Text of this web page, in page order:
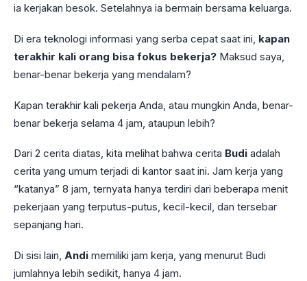
ia kerjakan besok. Setelahnya ia bermain bersama keluarga.
Di era teknologi informasi yang serba cepat saat ini, kapan
terakhir kali orang bisa fokus bekerja? Maksud saya,
benar-benar bekerja yang mendalam?
Kapan terakhir kali pekerja Anda, atau mungkin Anda, benar-
benar bekerja selama 4 jam, ataupun lebih?
Dari 2 cerita diatas, kita melihat bahwa cerita Budi adalah
cerita yang umum terjadi di kantor saat ini. Jam kerja yang
“katanya” 8 jam, ternyata hanya terdiri dari beberapa menit
pekerjaan yang terputus-putus, kecil-kecil, dan tersebar
sepanjang hari.
Di sisi lain, Andi memiliki jam kerja, yang menurut Budi
jumlahnya lebih sedikit, hanya 4 jam.